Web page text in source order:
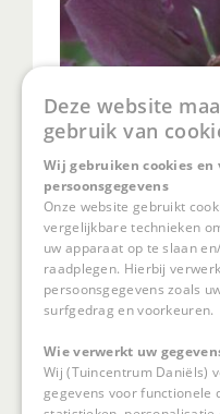
Deze website
gebruik van
Wij gebruiken cookies en
persoonsgegevens
Onze website gebruikt
vergelijkbare technieken
uw apparaat op te slaan
raadplegen. Hierbij
persoonsgegevens zoals
surfgedrag en voorkeuren.
Wie verwerkt uw
Wij (Tuincentrum Daniëls)
gegevens voor functionele